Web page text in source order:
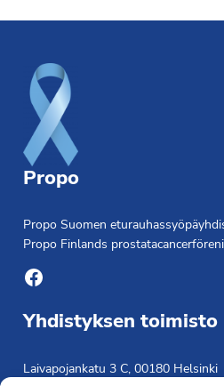
Propo
Propo Suomen
Propo Finlands
Facebook
Yhdistyksen toimisto
Laivapojankatu 3 C, 00180 Helsinki